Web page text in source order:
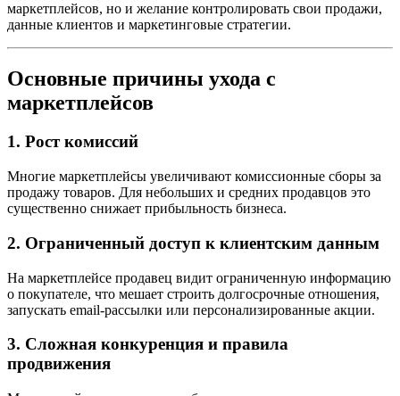
маркетплейсов, но и желание контролировать свои продажи,
данные клиентов и маркетинговые стратегии.
Основные причины ухода с
маркетплейсов
1. Рост комиссий
Многие маркетплейсы увеличивают комиссионные сборы за
продажу товаров. Для небольших и средних продавцов это
существенно снижает прибыльность бизнеса.
2. Ограниченный доступ к клиентским данным
На маркетплейсе продавец видит ограниченную информацию
о покупателе, что мешает строить долгосрочные отношения,
запускать email-рассылки или персонализированные акции.
3. Сложная конкуренция и правила
продвижения